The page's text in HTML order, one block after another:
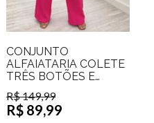
CONJUNTO
ALFAIATARIA COLETE
TRÊS BOTÕES E
CALÇA PANTALONA
MAYLA
R$ 149,99
R$ 89,99